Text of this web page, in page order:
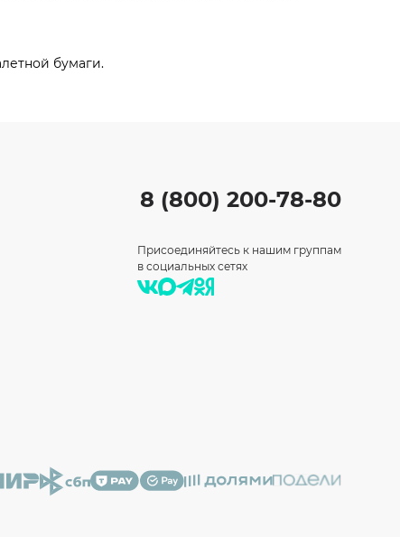
бумаги.
8 (800) 200-78-80
Присоединяйтесь к нашим группам
в социальных сетях